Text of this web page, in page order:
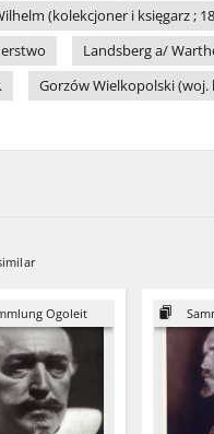
(kolekcjoner i księgarz ;
Landsberg a/
Gorzów Wielkopolski (woj.
Ogoleit